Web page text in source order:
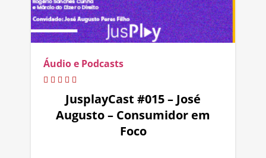
Áudio e Podcasts
JusplayCast #015 – José
Augusto – Consumidor em
Foco